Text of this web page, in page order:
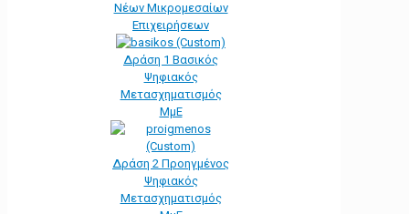
Νέων Μικρομεσαίων
Επιχειρήσεων
Δράση 1 Βασικός
Ψηφιακός
Μετασχηματισμός
ΜμΕ
Δράση 2 Προηγμένος
Ψηφιακός
Μετασχηματισμός